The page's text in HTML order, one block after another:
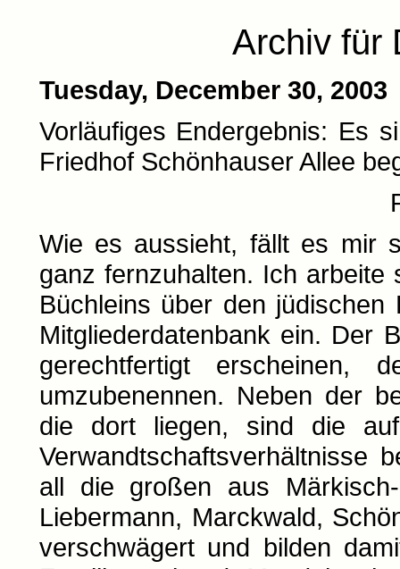
Archiv für
Tuesday, December 30, 2003
Vorläufiges Endergebnis: Es
Friedhof Schönhauser Allee
Wie es aussieht, fällt es mir
ganz fernzuhalten. Ich
Büchleins über den jüdischen
Mitgliederdatenbank ein. Der
gerechtfertigt
umzubenennen. Neben der
die dort liegen, sind die
Verwandtschaftsverhältnisse
all die großen aus
Liebermann, Marckwald,
verschwägert und bilden